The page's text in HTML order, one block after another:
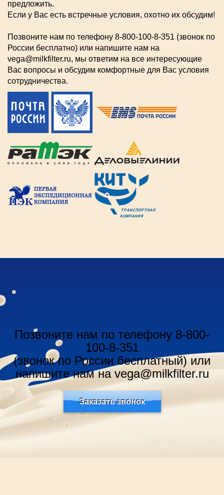
предложить.
Если у Вас есть встречные условия, охотно их обсудим!
Позвоните нам по телефону 8-800-100-8-351 (звонок по
России бесплатно) или напишите нам на
vega@milkfilter.ru, мы ответим на все интересующие
Вас вопросы и обсудим комфортные для Вас условия
сотрудничества.
Позвоните нам по телефону 8-800-
100-8-351
(звонок по России бесплатный) или
напишите нам на vega@milkfilter.ru
Заказать звонок